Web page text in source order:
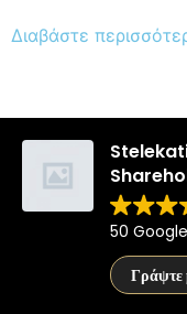
Διαβάστε
50 Google
Γράψτε